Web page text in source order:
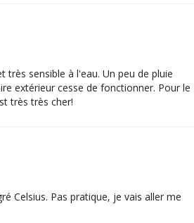
très sensible à l'eau. Un peu de pluie
extérieur cesse de fonctionner. Pour le
très très cher!
Celsius. Pas pratique, je vais aller me